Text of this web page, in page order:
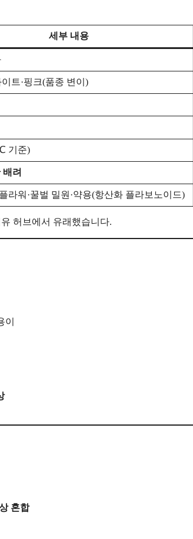
세부 내용
이트·핑크(품종 변이)
기준)
배려
라워·꿀벌 밀원·약용(항산화 플라보노이드)
허브에서 유래했습니다.
혼합